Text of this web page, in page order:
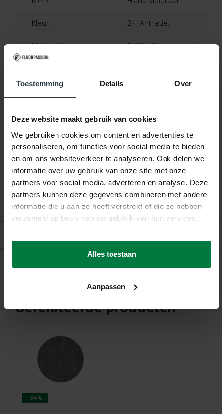
Toestemming Details Over
Deze website maakt gebruik van cookies
We gebruiken cookies om content en advertenties te
personaliseren, om functies voor social media te bieden
en om ons websiteverkeer te analyseren. Ook delen we
informatie over uw gebruik van onze site met onze
partners voor social media, adverteren en analyse. Deze
partners kunnen deze gegevens combineren met andere
informatie die u aan ze heeft verstrekt of die ze hebben
verzameld op basis van uw gebruik van hun services.
Alles toestaan
Aanpassen
Beoordelingen
Product
Kleur: 24, Antraciet
Materiaal: 100% Wol
Productieland: Nederland
Poolhoogte:
Patroon: Effen
Vloerverwarming: Geschikt
Gerelateerde producten
-34%